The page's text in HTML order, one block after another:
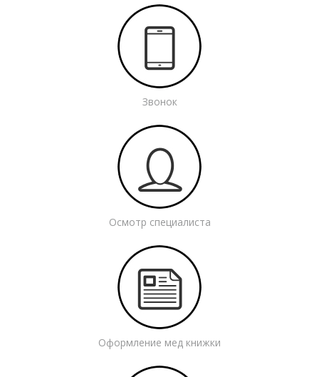
Звонок
Осмотр специалиста
Оформление мед книжки